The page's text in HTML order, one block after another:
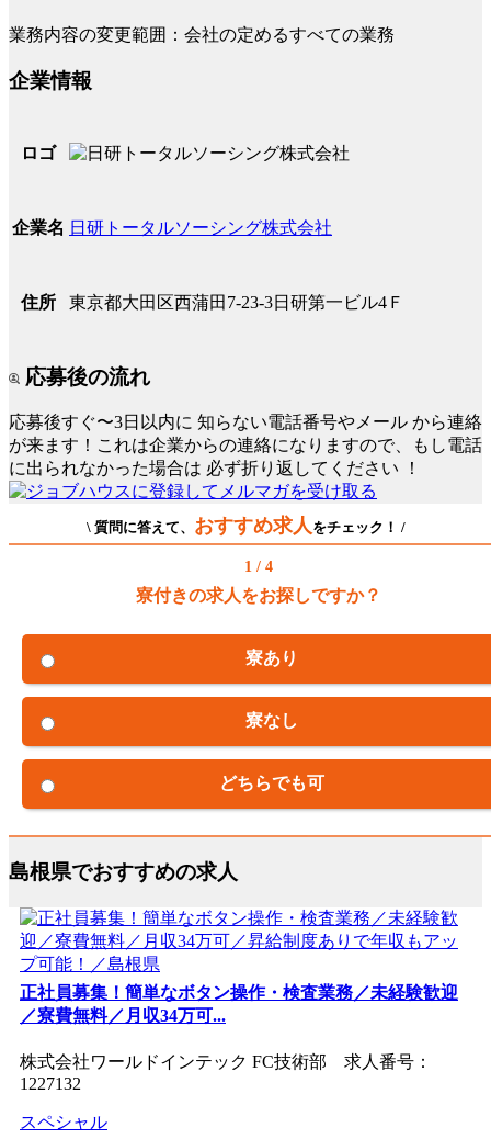
業務内容の変更範囲：会社の定めるすべての業務
企業情報
ロゴ
企業名 日研トータルソーシング株式会社
住所 東京都大田区西蒲田7-23-3日研第一ビル4Ｆ
応募後の流れ
応募後すぐ〜3日以内に 知らない電話番号やメール から連絡
が来ます！これは企業からの連絡になりますので、もし電話
に出られなかった場合は 必ず折り返してください ！
\ 質問に答えて、 おすすめ求人をチェック！ /
1 / 4
寮付きの求人をお探しですか？
寮あり
寮なし
どちらでも可
島根県でおすすめの求人
正社員募集！簡単なボタン操作・検査業務／未経験歓迎
／寮費無料／月収34万可...
株式会社ワールドインテック FC技術部 求人番号：
1227132
スペシャル